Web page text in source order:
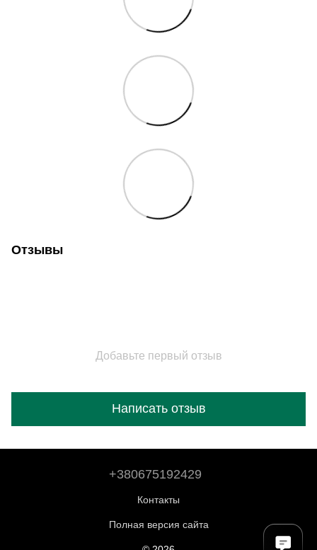
Отзывы
Добавьте первый отзыв
Написать отзыв
+380675192429
Контакты
Полная версия сайта